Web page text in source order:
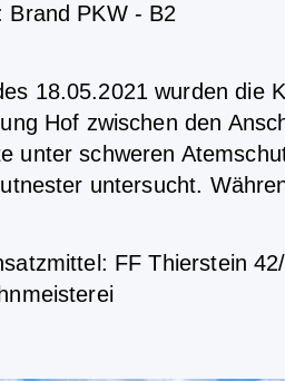
Brand PKW - B2
18.05.2021 wurden die
Hof zwischen den
unter schweren
untersucht.
FF Thierstein